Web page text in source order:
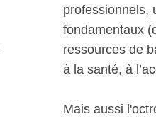
professionnels,
fondamentaux
ressources de
à la santé, à
Mais aussi